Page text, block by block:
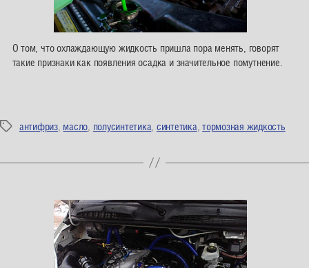
О том, что охлаждающую жидкость пришла пора менять, говорят
такие признаки как появления осадка и значительное помутнение.
Меткиантифриз, масло полусинтетика синтетика ,тормозная жидкость